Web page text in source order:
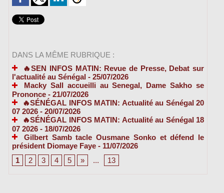
DANS LA MÊME RUBRIQUE :
🔥SEN INFOS MATIN: Revue de Presse, Debat sur
l'actualité au Sénégal - 25/07/2026
Macky Sall accueilli au Senegal, Dame Sakho se
Prononce - 21/07/2026
🔥SÉNÉGAL INFOS MATIN: Actualité au Sénégal 20
07 2026 - 20/07/2026
🔥SÉNÉGAL INFOS MATIN: Actualité au Sénégal 18
07 2026 - 18/07/2026
Gilbert Samb tacle Ousmane Sonko et défend le
président Diomaye Faye - 11/07/2026
1
2 3 4 5 » ... 13